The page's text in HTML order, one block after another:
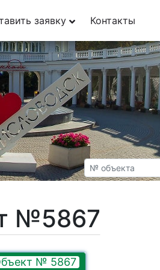
заявку Контакты
№5867
№ 5867